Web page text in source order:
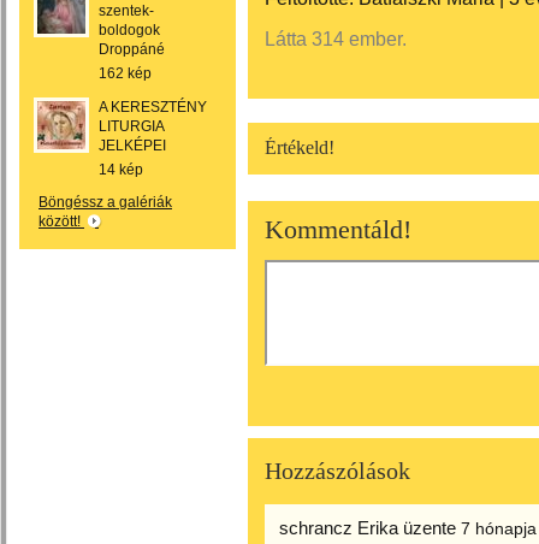
szentek-
boldogok
Droppáné
162 kép
A KERESZTÉNY
LITURGIA
JELKÉPEI
14 kép
Böngéssz a galériák
között!
Látta 314 ember.
Értékeld!
Kommentáld!
Hozzászólások
schrancz Erika üzente 7 hónapja